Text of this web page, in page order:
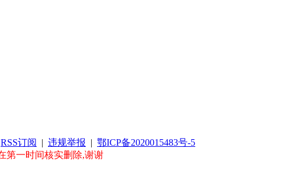
RSS订阅 | 违规举报 | 鄂ICP备2020015483号-5
第一时间核实删除,谢谢